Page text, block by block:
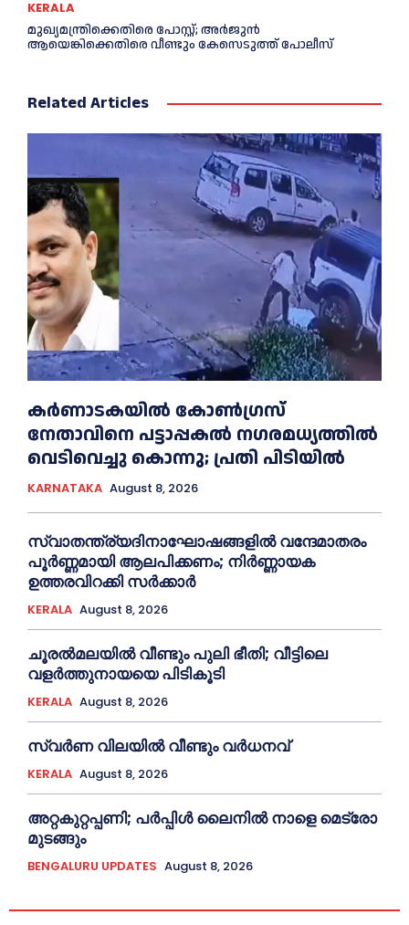
KERALA
മുഖ്യമന്ത്രിക്കെതിരെ പോസ്റ്റ്; അര്‍ജുൻ
ആയെങ്കിക്കെതിരെ വീണ്ടും കേസെടുത്ത് പോലീസ്
Related Articles
കർണാടകയിൽ കോണ്‍ഗ്രസ്
നേതാവിനെ പട്ടാപ്പകല്‍ നഗരമധ്യത്തില്‍
വെടിവെച്ചു കൊന്നു; പ്രതി പിടിയില്‍
KARNATAKA August 8, 2026
സ്വാതന്ത്ര്യദിനാഘോഷങ്ങളില്‍ വന്ദേമാതരം
പൂര്‍ണ്ണമായി ആലപിക്കണം; നിര്‍ണ്ണായക
ഉത്തരവിറക്കി സര്‍ക്കാര്‍
KERALA August 8, 2026
ചൂരല്‍മലയില്‍ വീണ്ടും പുലി ഭീതി; വീട്ടിലെ
വളര്‍ത്തുനായയെ പിടികൂടി
KERALA August 8, 2026
സ്വർണ വിലയില്‍ വീണ്ടും വർധനവ്
KERALA August 8, 2026
അറ്റകുറ്റപ്പണി; പർപ്പിൾ ലൈനില്‍ നാളെ മെട്രോ
മുടങ്ങും
BENGALURU UPDATES August 8, 2026